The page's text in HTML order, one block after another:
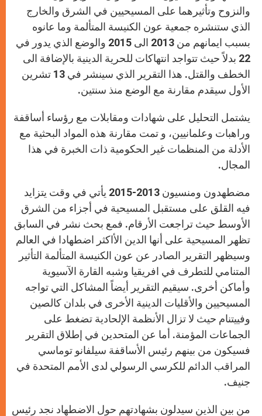
r
والنزوح وتأثيرهما على المسيحيين في الشرق والخارج
الذي ستنشره جمعية عون الكنيسة المتألمة وما عانوه
بسبب ايمانهم من 2013 الى 2015 والوضع الذي يدور في
22 بدلاً حيث تتواجد انتهاكات للحرية الدينية بالإضافة الى
الخطف والقتل. هذا التقرير الذي سينشر في 13 تشرين
الأول سيقدم مقارنة مع الوضع منذ سنتين.
يشتمل التحليل على شهادات ومقابلات مع رؤساء أساقفة
وراهبات وعلمانيين، و تمت مقارنة هذه المواد البحثية مع
الأدلة من المنظمات غير الحكومية ذات الخبرة في هذا
المجال.
مضطهدون ومنسيون 2013-2015 يأتي في وقت يتزايد
فيه القلق على مستقبل المسيحية في أجزاء من الشرق
الأوسط حيث تراجعت الأرقام. فمع بحث نشر في السابق
تظهر المسيحية على أنها الدين الأاكثر اضطهادا في العالم
وسيظهر التقرير الصادر عن عون الكنيسة المتألمة التأثير
المتنامي للتطرف في افريقيا وشبه القارة الآسيوية
وأماكن أخرى. سيقيم التقرير أيضاً المشاكل التي تواجه
المسيحيين والأقليات الدينية الأخرى في بلدان كالصين
وفييتنام حيث لا تزال الأنظمة الإلحادية تضغط على
الجماعات المؤمنة. أما عن المتحدين في إطلاق التقرير
فسيكون من بينهم رئيس الأساقفة سيلفانو توماسي
المراقب الدائم للكرسي الرسولي لدى الأمم المتحدة في
جنيف.
من بين الذين سيدلون بشهادتهم حول الاضطهاد نجد رئيس